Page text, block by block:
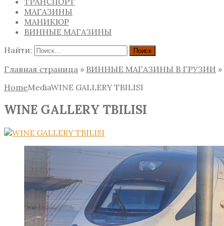
МАГАЗИНЫ
МАНИКЮР
ВИННЫЕ МАГАЗИНЫ
Найти:
Главная страница » ВИННЫЕ МАГАЗИНЫ В ГРУЗИИ »
HomeMediaWINE GALLERY TBILISI
WINE GALLERY TBILISI